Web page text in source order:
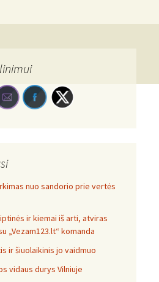
nuo sandorio prie vertės
ir kiemai iš arti, atviras
„Vezam123.lt“ komanda
ir šiuolaikinis jo vaidmuo
vidaus durys Vilniuje